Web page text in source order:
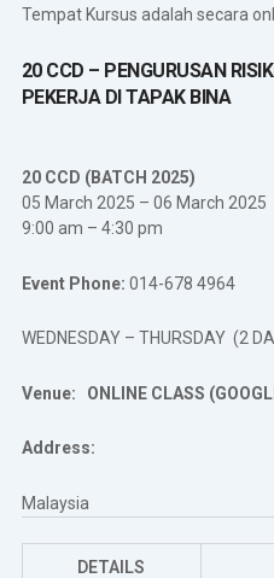
Tempat Kursus adalah secara
20 CCD – PENGURUSAN
PEKERJA DI TAPAK BINA
20 CCD (BATCH 2025)
05 March 2025 – 06 March 2025
9:00 am – 4:30 pm
Event Phone: 014-678 4964
WEDNESDAY – THURSDAY (2
Venue: ONLINE CLASS
Address:
Malaysia
DETAILS